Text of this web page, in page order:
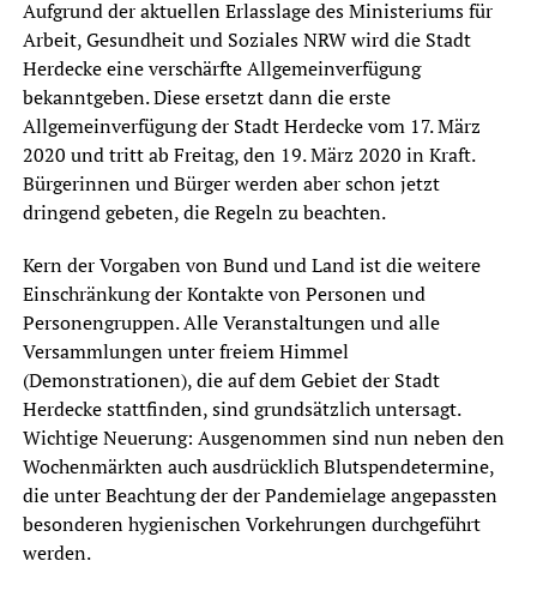
Aufgrund der aktuellen Erlasslage des Ministeriums für
Arbeit, Gesundheit und Soziales NRW wird die Stadt
Herdecke eine verschärfte Allgemeinverfügung
bekanntgeben. Diese ersetzt dann die erste
Allgemeinverfügung der Stadt Herdecke vom 17. März
2020 und tritt ab Freitag, den 19. März 2020 in Kraft.
Bürgerinnen und Bürger werden aber schon jetzt
dringend gebeten, die Regeln zu beachten.
Kern der Vorgaben von Bund und Land ist die weitere
Einschränkung der Kontakte von Personen und
Personengruppen. Alle Veranstaltungen und alle
Versammlungen unter freiem Himmel
(Demonstrationen), die auf dem Gebiet der Stadt
Herdecke stattfinden, sind grundsätzlich untersagt.
Wichtige Neuerung: Ausgenommen sind nun neben den
Wochenmärkten auch ausdrücklich Blutspendetermine,
die unter Beachtung der der Pandemielage angepassten
besonderen hygienischen Vorkehrungen durchgeführt
werden.